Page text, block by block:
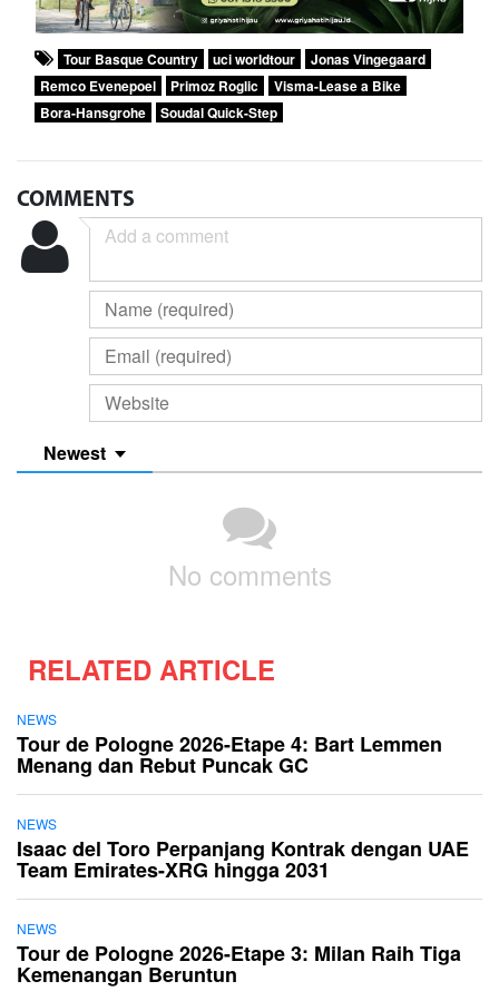
Tour Basque Country uci worldtour
Jonas Vingegaard
Remco Evenepoel
Primoz Roglic
Visma-Lease a Bike
Bora-Hansgrohe
Soudal Quick-Step
COMMENTS
Newest
No comments
RELATED ARTICLE
NEWS
Tour de Pologne 2026-Etape 4: Bart Lemmen
Menang dan Rebut Puncak GC
NEWS
Isaac del Toro Perpanjang Kontrak dengan UAE
Team Emirates-XRG hingga 2031
NEWS
Tour de Pologne 2026-Etape 3: Milan Raih Tiga
Kemenangan Beruntun